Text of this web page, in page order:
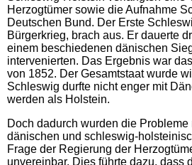
Herzogtümer sowie die Aufnahme
Deutschen Bund. Der Erste
Bürgerkrieg, brach aus. Er dauerte
einem beschiedenen dänischen
intervenierten. Das Ergebnis war
von 1852. Der Gesamtstaat wurde
Schleswig durfte nicht enger mit
werden als Holstein.
Doch dadurch wurden die
dänischen und schleswig-
Frage der Regierung der
unvereinbar. Dies führte dazu, dass